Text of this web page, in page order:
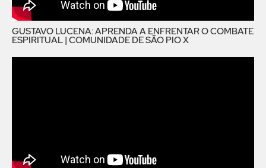
GUSTAVO LUCENA: APRENDA A ENFRENTAR O COMBATE
ESPIRITUAL | COMUNIDADE DE SÃO PIO X